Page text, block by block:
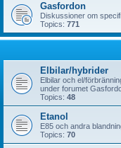
Gasfordon
Diskussioner om
Topics: 771
Elbilar/hybrider
Elbilar och el/
under forumet
Topics: 48
Etanol
E85 och andra
Topics: 70